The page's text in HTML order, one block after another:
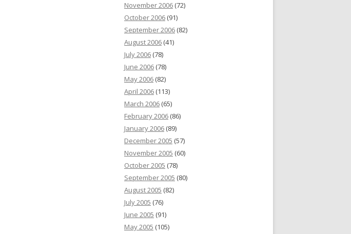
November 2006 (72)
October 2006 (91)
September 2006 (82)
August 2006 (41)
July 2006 (78)
June 2006 (78)
May 2006 (82)
April 2006 (113)
March 2006 (65)
February 2006 (86)
January 2006 (89)
December 2005 (57)
November 2005 (60)
October 2005 (78)
September 2005 (80)
August 2005 (82)
July 2005 (76)
June 2005 (91)
May 2005 (105)